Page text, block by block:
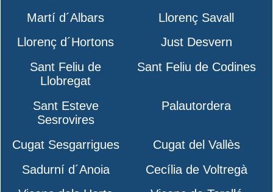
Martí d´Albars
Llorenç Savall
Llorenç d´Hortons
Just Desvern
Sant Feliu de
Llobregat
Sant Feliu de Codines
Sant Esteve
Sesrovires
Palautordera
Cugat Sesgarrigues
Cugat del Vallès
Sadurní d´Anoia
Cecília de Voltregà